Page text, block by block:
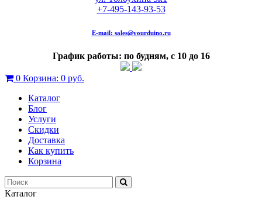
+7-495-143-93-53
E-mail: sales@yourduino.ru
График работы: по будням, с 10 до 16
0 Корзина: 0 руб.
Каталог
Блог
Услуги
Скидки
Доставка
Как купить
Корзина
Каталог